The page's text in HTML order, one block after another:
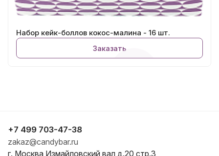
Набор кейк-боллов кокос-малина - 16 шт.
Заказать
+7 499 703-47-38
zakaz@candybar.ru
г. Москва Измайловский вал д.20 стр.3